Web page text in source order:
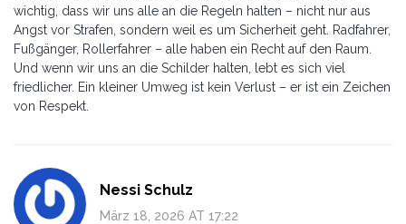
wichtig, dass wir uns alle an die Regeln halten – nicht nur aus
Angst vor Strafen, sondern weil es um Sicherheit geht. Radfahrer,
Fußgänger, Rollerfahrer – alle haben ein Recht auf den Raum.
Und wenn wir uns an die Schilder halten, lebt es sich viel
friedlicher. Ein kleiner Umweg ist kein Verlust – er ist ein Zeichen
von Respekt.
Nessi Schulz
März 18, 2026 AT 17:22